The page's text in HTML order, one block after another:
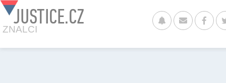
JUSTICE.CZ
ZNALCI